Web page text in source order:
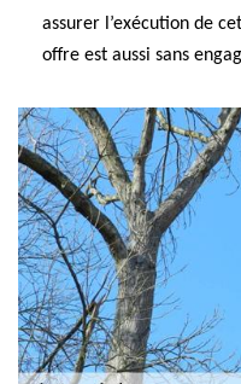
assurer l’exécution de
offre est aussi sans